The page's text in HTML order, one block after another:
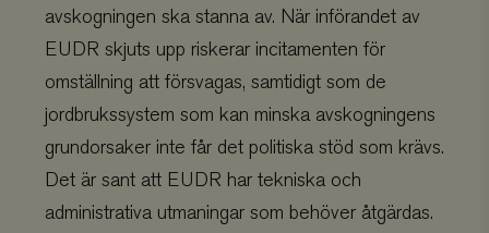
avskogningen ska stanna av. När införandet av
EUDR skjuts upp riskerar incitamenten för
omställning att försvagas, samtidigt som de
jordbrukssystem som kan minska avskogningens
grundorsaker inte får det politiska stöd som krävs.
Det är sant att EUDR har tekniska och
administrativa utmaningar som behöver åtgärdas.